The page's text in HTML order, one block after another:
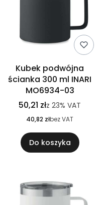
Kubek podwójna
ścianka 300 ml INARI
MO6934-03
50,21 złz 23% VAT
40,82 złbez VAT
Do koszyka